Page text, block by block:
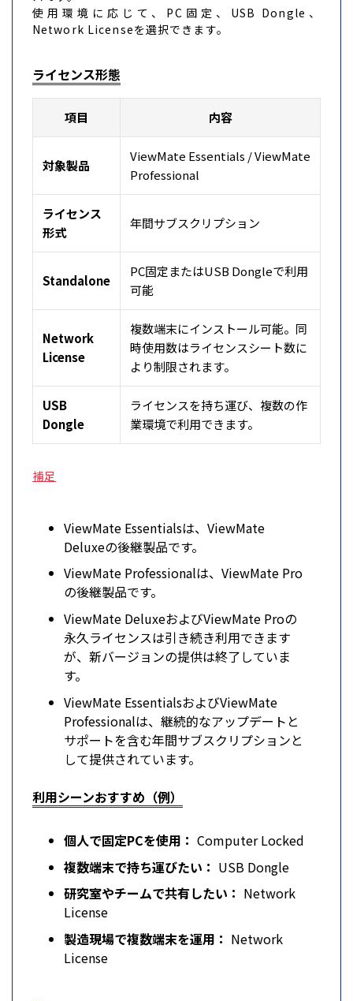
使用環境に応じて、PC固定、USB Dongle、
Network Licenseを選択できます。
ライセンス形態
項目 内容
対象製品
ViewMate Essentials / ViewMate
Professional
ライセンス
形式
年間サブスクリプション
Standalone
PC固定またはUSB Dongleで利用
可能
Network
License
複数端末にインストール可能。同
時使用数はライセンスシート数に
より制限されます。
USB
Dongle
ライセンスを持ち運び、複数の作
業環境で利用できます。
補足
ViewMate Essentialsは、ViewMate
Deluxeの後継製品です。
ViewMate Professionalは、ViewMate Pro
の後継製品です。
ViewMate DeluxeおよびViewMate Proの
永久ライセンスは引き続き利用できます
が、新バージョンの提供は終了していま
す。
ViewMate EssentialsおよびViewMate
Professionalは、継続的なアップデートと
サポートを含む年間サブスクリプションと
して提供されています。
利用シーンおすすめ（例）
個人で固定PCを使用： Computer Locked
複数端末で持ち運びたい： USB Dongle
研究室やチームで共有したい： Network
License
製造現場で複数端末を運用： Network
License